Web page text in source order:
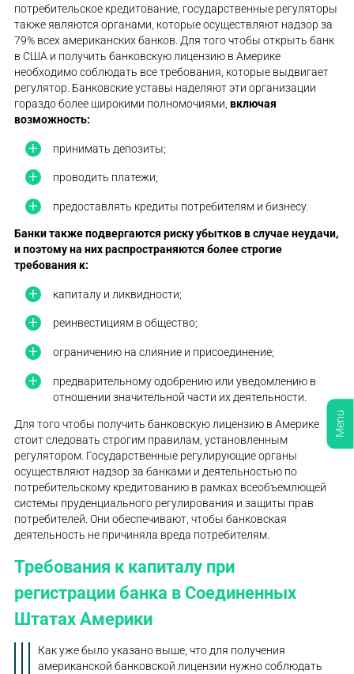
потребительское кредитование, государственные регуляторы
также являются органами, которые осуществляют надзор за
79% всех американских банков. Для того чтобы открыть банк
в США и получить банковскую лицензию в Америке
необходимо соблюдать все требования, которые выдвигает
регулятор. Банковские уставы наделяют эти организации
гораздо более широкими полномочиями, включая
возможность:
принимать депозиты;
проводить платежи;
предоставлять кредиты потребителям и бизнесу.
Банки также подвергаются риску убытков в случае неудачи,
и поэтому на них распространяются более строгие
требования к:
капиталу и ликвидности;
реинвестициям в общество;
ограничению на слияние и присоединение;
предварительному одобрению или уведомлению в
отношении значительной части их деятельности.
Для того чтобы получить банковскую лицензию в Америке
стоит следовать строгим правилам, установленным
регулятором. Государственные регулирующие органы
осуществляют надзор за банками и деятельностью по
потребительскому кредитованию в рамках всеобъемлющей
системы пруденциального регулирования и защиты прав
потребителей. Они обеспечивают, чтобы банковская
деятельность не причиняла вреда потребителям.
Требования к капиталу при
регистрации банка в Соединенных
Штатах Америки
Как уже было указано выше, что для получения
американской банковской лицензии нужно соблюдать
Menu